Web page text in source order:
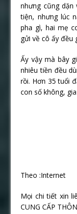
nhưng cũng
tiện, nhưng lúc
pha gì, hai mẹ
gửi về cô ấy đều
Ấy vậy mà bây
nhiêu tiền đều
rồi. Hơn 35 tuổi
con số không,
Theo :Internet
Mọi chi tiết xin
CUNG CẤP